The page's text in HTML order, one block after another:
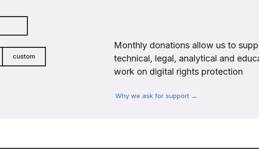
custom
Monthly donations allow us to
technical, legal, analytical and
work on digital rights protection
Why we ask for support →